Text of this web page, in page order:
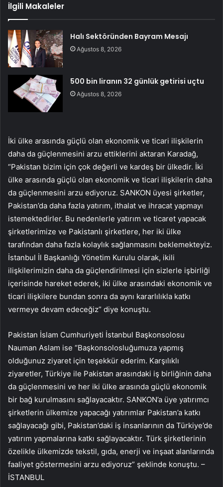
İlgili Makaleler
Halı Sektöründen Bayram Mesajı
Ağustos 8, 2026
500 bin liranın 32 günlük getirisi uçtu
Ağustos 8, 2026
İki ülke arasında güçlü olan ekonomik ve ticari ilişkilerin
daha da güçlenmesini arzu ettiklerini aktaran Karadağ,
“Pakistan bizim için çok değerli ve kardeş bir ülkedir. İki
ülke arasında güçlü olan ekonomik ve ticari ilişkilerin daha
da güçlenmesini arzu ediyoruz. SANKON üyesi şirketler,
Pakistan’da daha fazla yatırım, ithalat ve ihracat yapmayı
istemektedirler. Bu nedenlerle yatırım ve ticaret yapacak
şirketlerimize ve Pakistanlı şirketlere, her iki ülke
tarafından daha fazla kolaylık sağlanmasını beklemekteyiz.
İstanbul İl Başkanlığı Yönetim Kurulu olarak, ikili
ilişkilerimizin daha da güçlendirilmesi için sizlerle işbirliği
içerisinde hareket ederek, iki ülke arasındaki ekonomik ve
ticari ilişkilere bundan sonra da aynı kararlılıkla katkı
vermeye devam edeceğiz” diye konuştu.
Pakistan İslam Cumhuriyeti İstanbul Başkonsolosu
Nauman Aslam ise “Başkonsolosluğumuza yapmış
olduğunuz ziyaret için teşekkür ederim. Karşılıklı
ziyaretler, Türkiye ile Pakistan arasındaki iş birliğinin daha
da güçlenmesini ve her iki ülke arasında güçlü ekonomik
bir bağ kurulmasını sağlayacaktır. SANKON’a üye yatırımcı
şirketlerin ülkemize yapacağı yatırımlar Pakistan’a katkı
sağlayacağı gibi, Pakistan’daki iş insanlarının da Türkiye’de
yatırım yapmalarına katkı sağlayacaktır. Türk şirketlerinin
özelikle ülkemizde tekstil, gıda, enerji ve inşaat alanlarında
faaliyet göstermesini arzu ediyoruz” şeklinde konuştu. –
İSTANBUL